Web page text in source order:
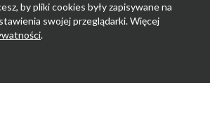
by pliki cookies były zapisywane na
swojej przeglądarki. Więcej
.